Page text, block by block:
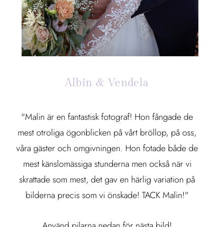
Albin & Vendela
"Malin är en fantastisk fotograf! Hon fångade de
mest otroliga ögonblicken på vårt bröllop, på oss,
våra gäster och omgivningen. Hon fotade både de
mest känslomässiga stunderna men också när vi
skrattade som mest, det gav en härlig variation på
bilderna precis som vi önskade! TACK Malin!"